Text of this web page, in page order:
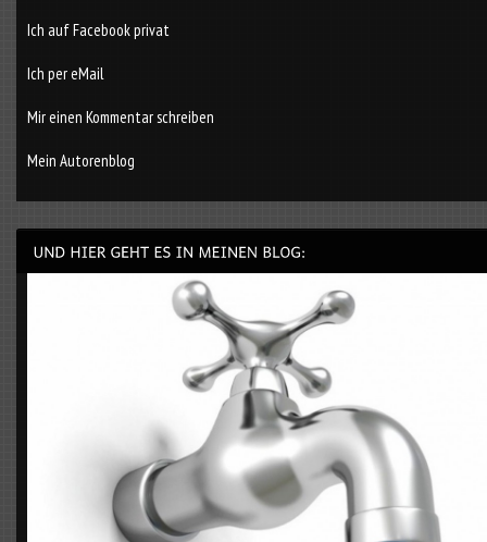
Ich auf Facebook privat
Ich per eMail
Mir einen Kommentar schreiben
Mein Autorenblog